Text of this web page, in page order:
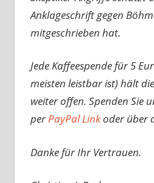
Anklageschrift gegen
mitgeschrieben hat.
Jede Kaffeespende für 5
meisten leistbar ist) hält
weiter offen. Spenden Sie
perPayPal Linkoder über
Danke für Ihr Vertrauen.